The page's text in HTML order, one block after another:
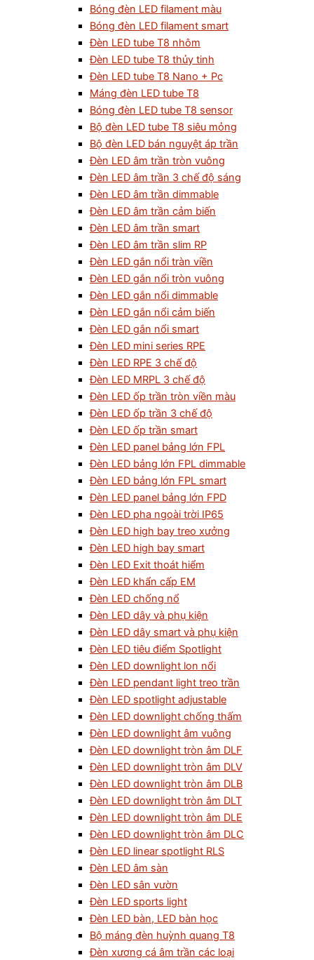
Bóng đèn LED filament màu
Bóng đèn LED filament smart
Đèn LED tube T8 nhôm
Đèn LED tube T8 thủy tinh
Đèn LED tube T8 Nano + Pc
Máng đèn LED tube T8
Bóng đèn LED tube T8 sensor
Bộ đèn LED tube T8 siêu mỏng
Bộ đèn LED bán nguyệt áp trần
Đèn LED âm trần tròn vuông
Đèn LED âm trần 3 chế độ sáng
Đèn LED âm trần dimmable
Đèn LED âm trần cảm biến
Đèn LED âm trần smart
Đèn LED âm trần slim RP
Đèn LED gắn nổi tràn viền
Đèn LED gắn nổi tròn vuông
Đèn LED gắn nổi dimmable
Đèn LED gắn nổi cảm biến
Đèn LED gắn nổi smart
Đèn LED mini series RPE
Đèn LED RPE 3 chế độ
Đèn LED MRPL 3 chế độ
Đèn LED ốp trần tròn viền màu
Đèn LED ốp trần 3 chế độ
Đèn LED ốp trần smart
Đèn LED panel bảng lớn FPL
Đèn LED bảng lớn FPL dimmable
Đèn LED bảng lớn FPL smart
Đèn LED panel bảng lớn FPD
Đèn LED pha ngoài trời IP65
Đèn LED high bay treo xưởng
Đèn LED high bay smart
Đèn LED Exit thoát hiểm
Đèn LED khẩn cấp EM
Đèn LED chống nổ
Đèn LED dây và phụ kiện
Đèn LED dây smart và phụ kiện
Đèn LED tiêu điểm Spotlight
Đèn LED downlight lon nổi
Đèn LED pendant light treo trần
Đèn LED spotlight adjustable
Đèn LED downlight chống thấm
Đèn LED downlight âm vuông
Đèn LED downlight tròn âm DLF
Đèn LED downlight tròn âm DLV
Đèn LED downlight tròn âm DLB
Đèn LED downlight tròn âm DLT
Đèn LED downlight tròn âm DLE
Đèn LED downlight tròn âm DLC
Đèn LED linear spotlight RLS
Đèn LED âm sàn
Đèn LED sân vườn
Đèn LED sports light
Đèn LED bàn, LED bàn học
Bộ máng đèn huỳnh quang T8
Đèn xương cá âm trần các loại